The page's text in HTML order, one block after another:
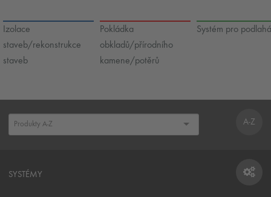
Izolace
staveb/rekonstrukce
staveb
Pokládka
obkladů/přírodního
kamene/potěrů
Systém pro
A-Z
SYSTÉMY